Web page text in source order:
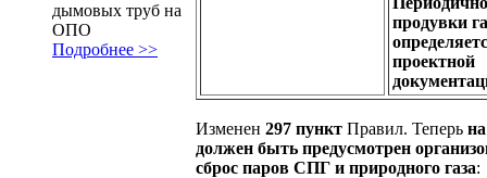
дымовых труб на
ОПО
Подробнее >>
продувки
проектной
Изменен 297 пункт Правил. Теперь
должен быть предусмотрен
сброс паров СПГ и природного газа: